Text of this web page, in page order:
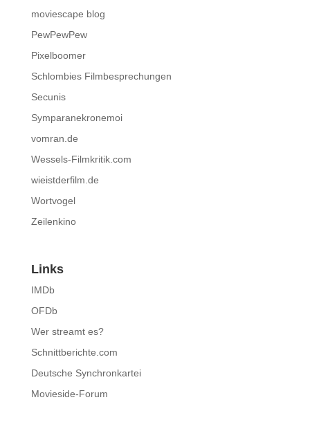
moviescape blog
PewPewPew
Pixelboomer
Schlombies Filmbesprechungen
Secunis
Symparanekronemoi
vomran.de
Wessels-Filmkritik.com
wieistderfilm.de
Wortvogel
Zeilenkino
Links
IMDb
OFDb
Wer streamt es?
Schnittberichte.com
Deutsche Synchronkartei
Movieside-Forum